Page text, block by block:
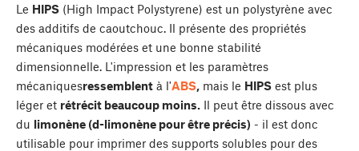
Le HIPS (High Impact Polystyrene) est un polystyrène avec
des additifs de caoutchouc. Il présente des propriétés
mécaniques modérées et une bonne stabilité
dimensionnelle. L'impression et les paramètres
mécaniquesressemblent à l'ABS, mais le HIPS est plus
léger et rétrécit beaucoup moins. Il peut être dissous avec
du limonène (d-limonène pour être précis) - il est donc
utilisable pour imprimer des supports solubles pour des